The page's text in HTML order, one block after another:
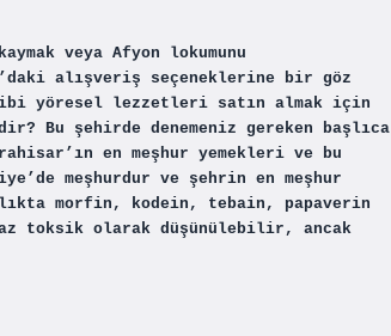
veya Afyon lokumunu
alışveriş seçeneklerine bir göz
yöresel lezzetleri satın almak için
Bu şehirde denemeniz gereken başlıca
en meşhur yemekleri ve bu
meşhurdur ve şehrin en meşhur
morfin, kodein, tebain, papaverin
toksik olarak düşünülebilir, ancak